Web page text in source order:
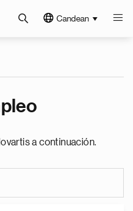
Candean
a continuación.